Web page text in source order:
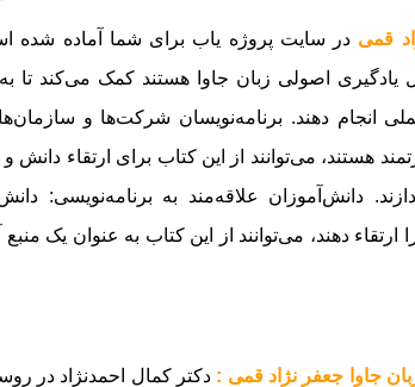
قمی در سایت پروژه یاب برای شما آماده شده
یادگیری اصولی زبان جاوا هستند کمک می‌کند تا
انجام دهند. برنامه‌نویسان شرکت‌ها و
هستند، می‌توانند از این کتاب برای ارتقاء
دانش‌آموزان علاقه‌مند به برنامه‌نویسی:
دهند، می‌توانند از این کتاب به عنوان یک
جاوا جعفر نژاد قمی : دکتر کمال احمدنژاد در